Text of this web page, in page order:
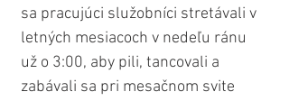
sa pracujúci služobníci stretávali v
letných mesiacoch v nedeľu ránu
už o 3:00, aby pili, tancovali a
zabávali sa pri mesačnom svite